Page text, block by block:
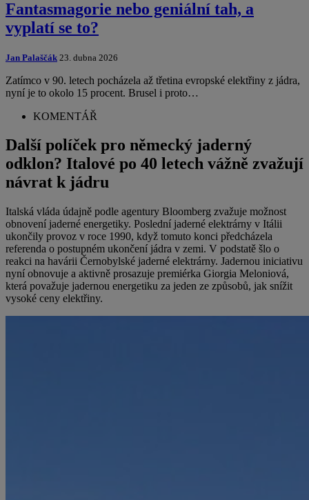
Fantasmagorie nebo geniální tah, a
vyplatí se to?
Jan Palaščák 23. dubna 2026
Zatímco v 90. letech pocházela až třetina evropské elektřiny z jádra,
nyní je to okolo 15 procent. Brusel i proto…
KOMENTÁŘ
Další políček pro německý jaderný
odklon? Italové po 40 letech vážně zvažují
návrat k jádru
Italská vláda údajně podle agentury Bloomberg zvažuje možnost
obnovení jaderné energetiky. Poslední jaderné elektrárny v Itálii
ukončily provoz v roce 1990, když tomuto konci předcházela
referenda o postupném ukončení jádra v zemi. V podstatě šlo o
reakci na havárii Černobylské jaderné elektrárny. Jadernou iniciativu
nyní obnovuje a aktivně prosazuje premiérka Giorgia Meloniová,
která považuje jadernou energetiku za jeden ze způsobů, jak snížit
vysoké ceny elektřiny.